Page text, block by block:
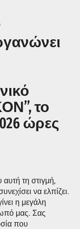
το
ώρες
τη στιγμή,
να ελπίζει.
η μεγάλη
μας. Σας
που